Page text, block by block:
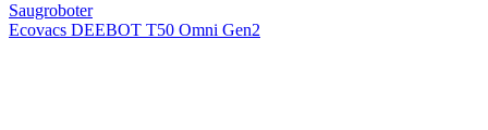
Saugroboter
Ecovacs DEEBOT T50 Omni Gen2